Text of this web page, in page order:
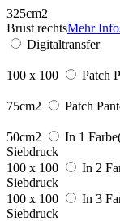
325cm2
Brust rechtsMehr
Digitaltransfer
100 x 100 Patch
75cm2 Patch
50cm2
In 1
Siebdruck
100 x 100
In 2
Siebdruck
100 x 100
In 3
Siebdruck